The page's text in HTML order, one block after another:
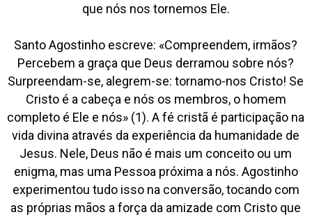
que nós nos tornemos Ele.
Santo Agostinho escreve: «Compreendem, irmãos?
Percebem a graça que Deus derramou sobre nós?
Surpreendam-se, alegrem-se: tornamo-nos Cristo! Se
Cristo é a cabeça e nós os membros, o homem
completo é Ele e nós» (1). A fé cristã é participação na
vida divina através da experiência da humanidade de
Jesus. Nele, Deus não é mais um conceito ou um
enigma, mas uma Pessoa próxima a nós. Agostinho
experimentou tudo isso na conversão, tocando com
as próprias mãos a força da amizade com Cristo que